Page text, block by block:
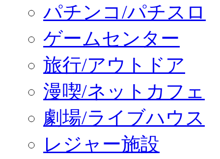
パチンコ/パチスロ
ゲームセンター
旅行/アウトドア
漫喫/ネットカフェ
劇場/ライブハウス
レジャー施設